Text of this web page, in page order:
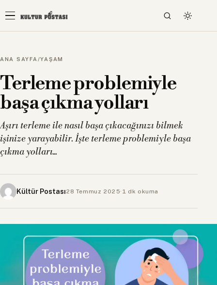
ANA SAYFA /YAŞAM
Terleme problemiyle
başa çıkma yolları
Aşırı terleme ile nasıl başa çıkacağınızı bilmek
işinize yarayabilir. İşte terleme problemiyle başa
çıkma yolları...
Kültür Postası28 Temmuz 2025· 1 dk okuma